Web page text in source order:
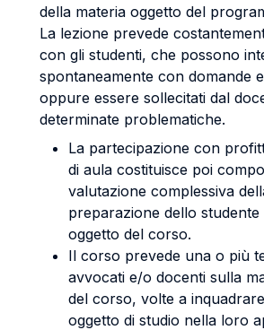
della materia oggetto del
La lezione prevede
con gli studenti, che possono
spontaneamente con domande
oppure essere sollecitati dal
determinate problematiche.
La partecipazione con
di aula costituisce poi
valutazione complessiva
preparazione dello studente
oggetto del corso.
Il corso prevede una o più
avvocati e/o docenti sulla
del corso, volte a
oggetto di studio nella loro